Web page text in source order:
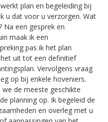
plan en begeleiding bij
u dat voor u verzorgen. Wat
Na een gesprek en
maak ik een
pas ik het plan
uit tot een definitief
Vervolgens vraag
op bij enkele hoveniers.
de meeste geschikte
planning op. Ik begeleid de
en overleg met u